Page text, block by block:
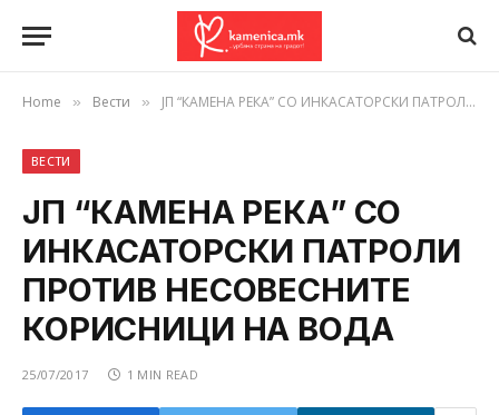
Home » Вести » ЈП “КАМЕНА РЕКА” СО ИНКАСАТОРСКИ ПАТРОЛИ ПРОТИВ НЕСОВЕСНИТЕ КОРИСНИЦИ НА ВОДА
ВЕСТИ
ЈП “КАМЕНА РЕКА” СО
ИНКАСАТОРСКИ ПАТРОЛИ
ПРОТИВ НЕСОВЕСНИТЕ
КОРИСНИЦИ НА ВОДА
25/07/2017 1 MIN READ